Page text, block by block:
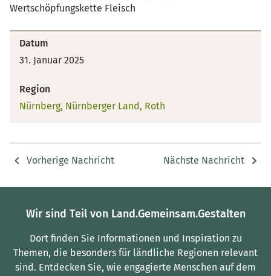
Wertschöpfungskette Fleisch
Datum
31. Januar 2025
Region
Nürnberg, Nürnberger Land, Roth
Vorherige Nachricht Nächste Nachricht
Wir sind Teil von Land.Gemeinsam.Gestalten
Dort finden Sie Informationen und Inspiration zu
Themen, die besonders für ländliche Regionen relevant
sind. Entdecken Sie, wie engagierte Menschen auf dem